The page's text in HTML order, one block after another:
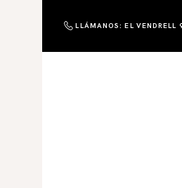
LLÁMANOS: EL
PHOTO &